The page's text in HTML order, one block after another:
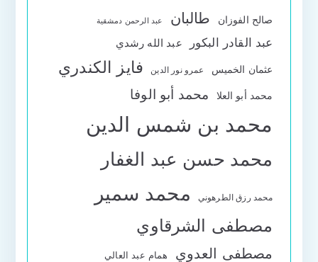
صالح الفوزان طالبان عبد الرحمن دمشقية
عبد القادر البكور عبد الله رشدي
عثمان الخميس عمرو نور الدين فايز الكندري
محمد أبو العلا محمد أبو الوفا
محمد بن شمس الدين
محمد حسن عبد الغفار
محمد رزق الطرهوني محمد سمير
مصطفى الشرقاوي
مصطفى العدوي همام عبد العالي